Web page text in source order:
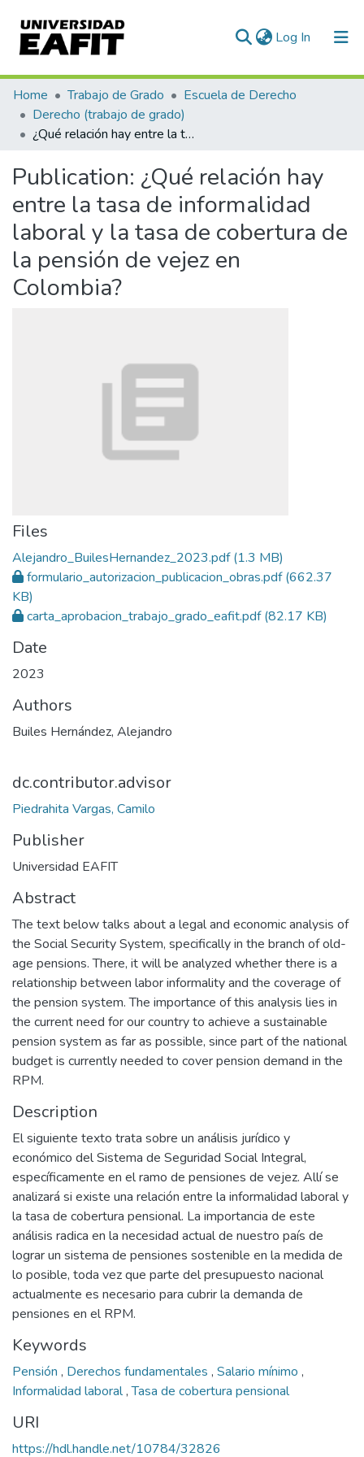
Log In (current)
Communities & Collections
All of DSpace
Home Trabajo de Grado
Escuela de Derecho
Derecho (trabajo de grado)
¿Qué relación hay entre la tasa de informalidad laboral y la tasa de cobertura de la pensión de vejez en Colombia?
Publication: ¿Qué relación hay
entre la tasa de informalidad
laboral y la tasa de cobertura de
la pensión de vejez en
Colombia?
Files
Alejandro_BuilesHernandez_2023.pdf(1.3 MB)
formulario_autorizacion_publicacion_obras.pdf(662.37
KB)
carta_aprobacion_trabajo_grado_eafit.pdf(82.17 KB)
Date
2023
Authors
Builes Hernández, Alejandro
dc.contributor.advisor
Piedrahita Vargas, Camilo
Publisher
Universidad EAFIT
Abstract
The text below talks about a legal and economic analysis of
the Social Security System, specifically in the branch of old-
age pensions. There, it will be analyzed whether there is a
relationship between labor informality and the coverage of
the pension system. The importance of this analysis lies in
the current need for our country to achieve a sustainable
pension system as far as possible, since part of the national
budget is currently needed to cover pension demand in the
RPM.
Description
El siguiente texto trata sobre un análisis jurídico y
económico del Sistema de Seguridad Social Integral,
específicamente en el ramo de pensiones de vejez. Allí se
analizará si existe una relación entre la informalidad laboral y
la tasa de cobertura pensional. La importancia de este
análisis radica en la necesidad actual de nuestro país de
lograr un sistema de pensiones sostenible en la medida de
lo posible, toda vez que parte del presupuesto nacional
actualmente es necesario para cubrir la demanda de
pensiones en el RPM.
Keywords
Pensión , Derechos fundamentales , Salario mínimo ,
Informalidad laboral,Tasa de cobertura pensional
URI
https://hdl.handle.net/10784/32826